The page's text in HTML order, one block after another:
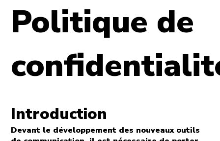
Politique de
Introduction
Devant le développement des nouveaux outils